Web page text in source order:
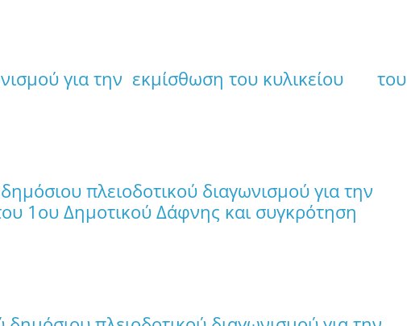
για την εκμίσθωση του κυλικείου του
πλειοδοτικού διαγωνισμού για την
1ου Δημοτικού Δάφνης και συγκρότηση